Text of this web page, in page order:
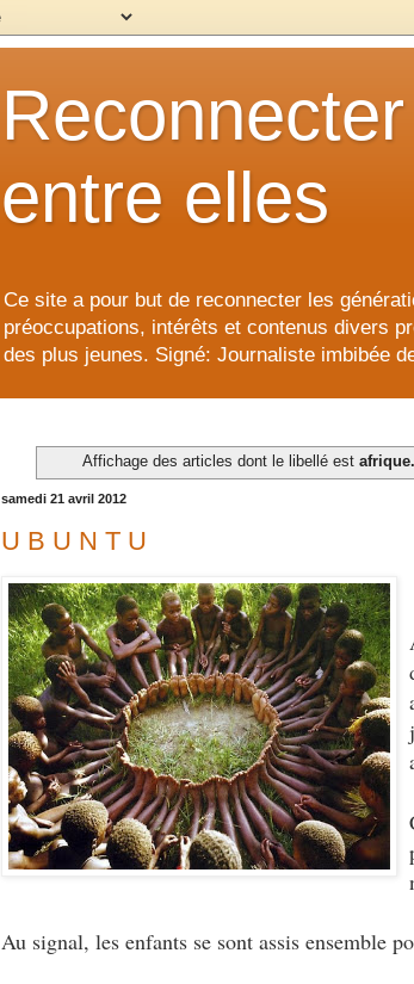
entre elles
Ce site a pour but de reconnecter les
préoccupations, intérêts et contenus divers
des plus jeunes. Signé: Journaliste imbibée
Affichage des articles dont le libellé estafrique.
samedi 21 avril 2012
U B U N T U
Au signal, les enfants se sont assis ensemble